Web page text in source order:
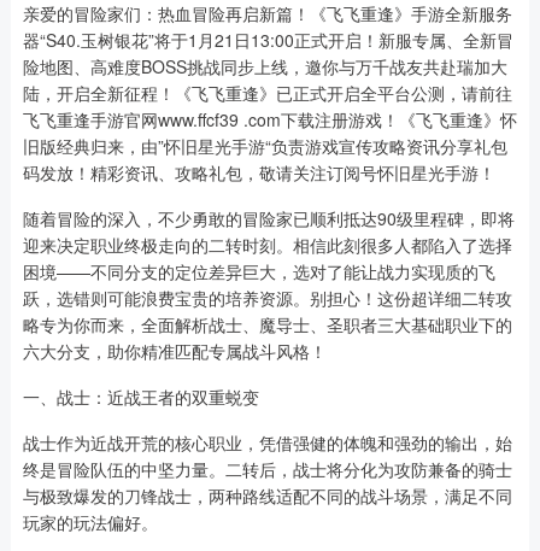
亲爱的冒险家们：热血冒险再启新篇！《飞飞重逢》手游全新服务
器“S40.玉树银花”将于1月21日13:00正式开启！新服专属、全新冒
险地图、高难度BOSS挑战同步上线，邀你与万千战友共赴瑞加大
陆，开启全新征程！《飞飞重逢》已正式开启全平台公测，请前往
飞飞重逢手游官网www.ffcf39 .com下载注册游戏！《飞飞重逢》怀
旧版经典归来，由”怀旧星光手游“负责游戏宣传攻略资讯分享礼包
码发放！精彩资讯、攻略礼包，敬请关注订阅号怀旧星光手游！
随着冒险的深入，不少勇敢的冒险家已顺利抵达90级里程碑，即将
迎来决定职业终极走向的二转时刻。相信此刻很多人都陷入了选择
困境——不同分支的定位差异巨大，选对了能让战力实现质的飞
跃，选错则可能浪费宝贵的培养资源。别担心！这份超详细二转攻
略专为你而来，全面解析战士、魔导士、圣职者三大基础职业下的
六大分支，助你精准匹配专属战斗风格！
一、战士：近战王者的双重蜕变
战士作为近战开荒的核心职业，凭借强健的体魄和强劲的输出，始
终是冒险队伍的中坚力量。二转后，战士将分化为攻防兼备的骑士
与极致爆发的刀锋战士，两种路线适配不同的战斗场景，满足不同
玩家的玩法偏好。